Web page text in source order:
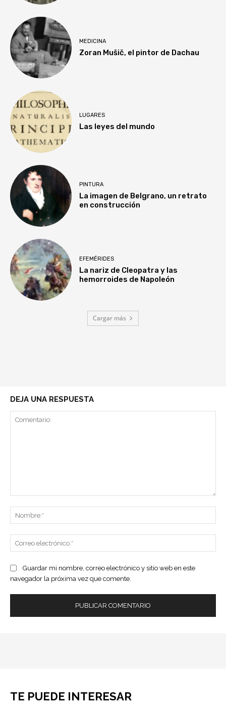
MEDICINA
Zoran Mušič, el pintor de Dachau
LUGARES
Las leyes del mundo
PINTURA
La imagen de Belgrano, un retrato
en construcción
EFEMÉRIDES
La nariz de Cleopatra y las
hemorroides de Napoleón
Cargar más
DEJA UNA RESPUESTA
Guardar mi nombre, correo electrónico y sitio web en este
navegador la próxima vez que comente.
TE PUEDE INTERESAR